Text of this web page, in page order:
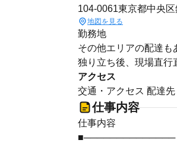
104-0061東京都中央区
地図を見る
勤務地
その他エリアの配達も
独り立ち後、現場直行
アクセス
交通・アクセス 配達
仕事内容
仕事内容
■──────────────